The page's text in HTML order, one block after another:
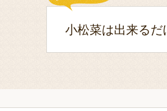
小松菜は出来るだ